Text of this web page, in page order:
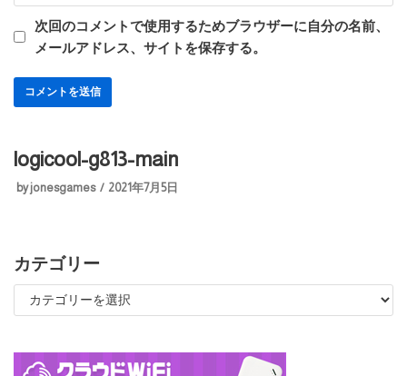
次回のコメントで使用するためブラウザーに自分の名前、
メールアドレス、サイトを保存する。
logicool-g813-main
byjonesgames 2021年7月5日
カテゴリー